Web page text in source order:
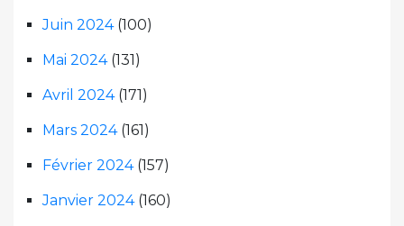
Juin 2024(100)
Mai 2024(131)
Avril 2024(171)
Mars 2024(161)
Février 2024(157)
Janvier 2024(160)